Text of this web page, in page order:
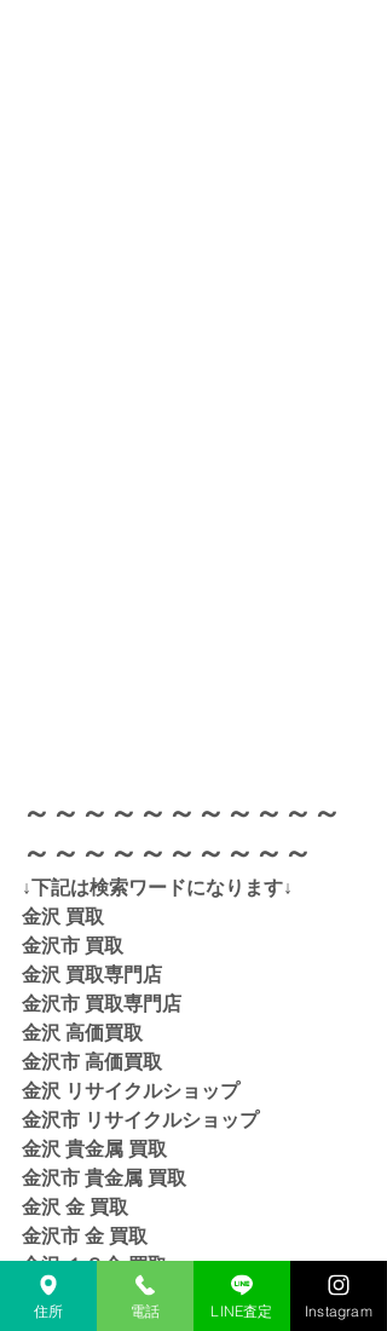
～～～～～～～～～～～
～～～～～～～～～～
↓下記は検索ワードになります↓
金沢 買取
金沢市 買取
金沢 買取専門店
金沢市 買取専門店
金沢 高価買取
金沢市 高価買取
金沢 リサイクルショップ
金沢市 リサイクルショップ
金沢 貴金属 買取
金沢市 貴金属 買取
金沢 金 買取
金沢市 金 買取
金沢 １８金 買取
金沢  K１８ 買取
金沢 ２４金 買取
住所 電話 LINE査定 Instagram